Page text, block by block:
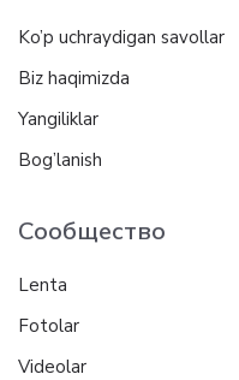
Ko’p uchraydigan savollar
Biz haqimizda
Yangiliklar
Bog’lanish
Сообщество
Lenta
Fotolar
Videolar